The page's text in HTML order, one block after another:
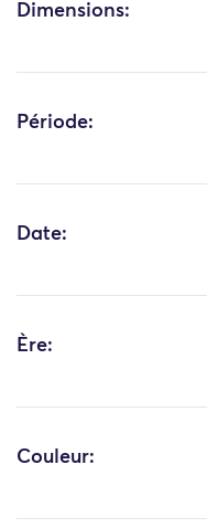
Dimensions:
Période:
Date:
Ère:
Couleur: